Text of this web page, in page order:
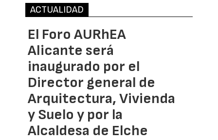
ACTUALIDAD
El Foro AURhEA
Alicante será
inaugurado por el
Director general de
Arquitectura, Vivienda
y Suelo y por la
Alcaldesa de Elche